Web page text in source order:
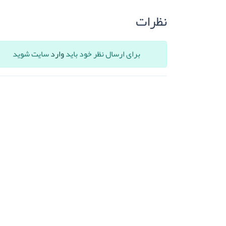
نظرات
برای ارسال نظر خود بایدواردسایت شوید